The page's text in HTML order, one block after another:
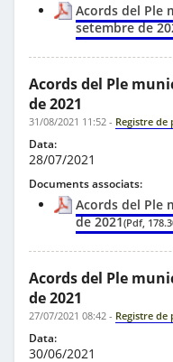
Acords del Ple
setembre de
Acords del Ple
de 2021
31/08/2021 11:52 - Registre de
Data:
28/07/2021
Documents associats:
Acords del Ple
de 2021(Pdf,
Acords del Ple
de 2021
27/07/2021 08:42 - Registre de
Data:
30/06/2021